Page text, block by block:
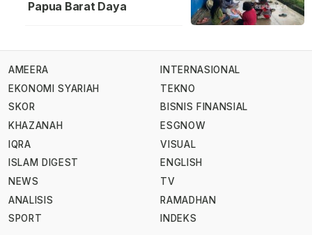
Papua Barat Daya
AMEERA
EKONOMI SYARIAH
SKOR
KHAZANAH
IQRA
ISLAM DIGEST
NEWS
ANALISIS
SPORT
INTERNASIONAL
TEKNO
BISNIS FINANSIAL
ESGNOW
VISUAL
ENGLISH
TV
RAMADHAN
INDEKS